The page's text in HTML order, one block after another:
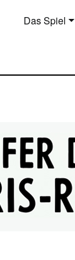
Das Spiel